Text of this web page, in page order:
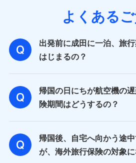
よくある
出発前に成田に一泊、旅
はじまるの？
帰国の日にちが航空機の
険期間はどうするの？
帰国後、自宅へ向かう途
が、海外旅行保険の対象に